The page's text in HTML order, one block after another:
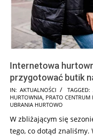
Internetowa
przygotować butik
2025-
01-
IN: AKTUALNOŚCI TAGGED:
HURTOWNIA PRATO
UBRANIA HURTOWO
W zbliżającym się
tego, co dotąd znaliśmy.